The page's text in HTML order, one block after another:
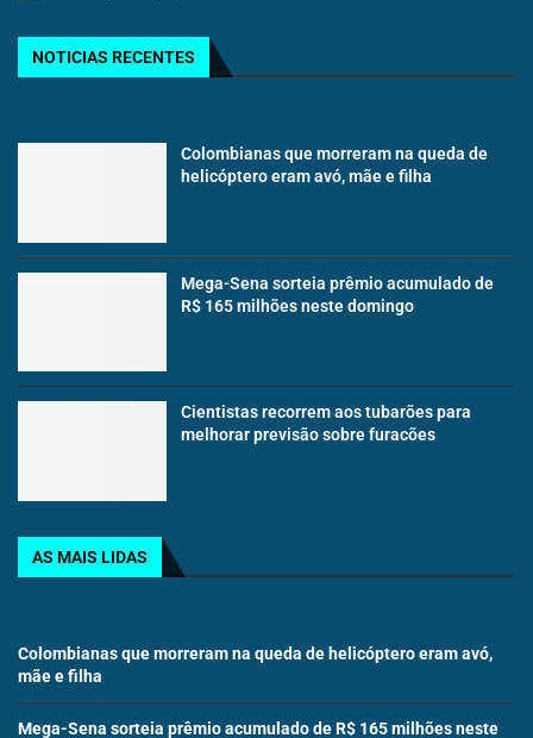
NOTICIAS RECENTES
Colombianas que morreram na queda de
helicóptero eram avó, mãe e filha
Mega-Sena sorteia prêmio acumulado de
R$ 165 milhões neste domingo
Cientistas recorrem aos tubarões para
melhorar previsão sobre furacões
AS MAIS LIDAS
Colombianas que morreram na queda de helicóptero eram avó,
mãe e filha
Mega-Sena sorteia prêmio acumulado de R$ 165 milhões neste